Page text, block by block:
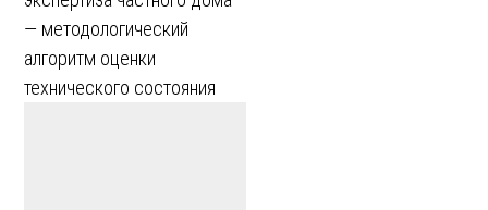
— методологический
алгоритм оценки
технического состояния